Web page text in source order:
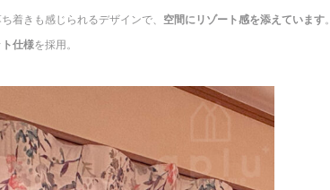
着きも感じられるデザインで、 空間にリゾート感を添えています。
仕様を採用。